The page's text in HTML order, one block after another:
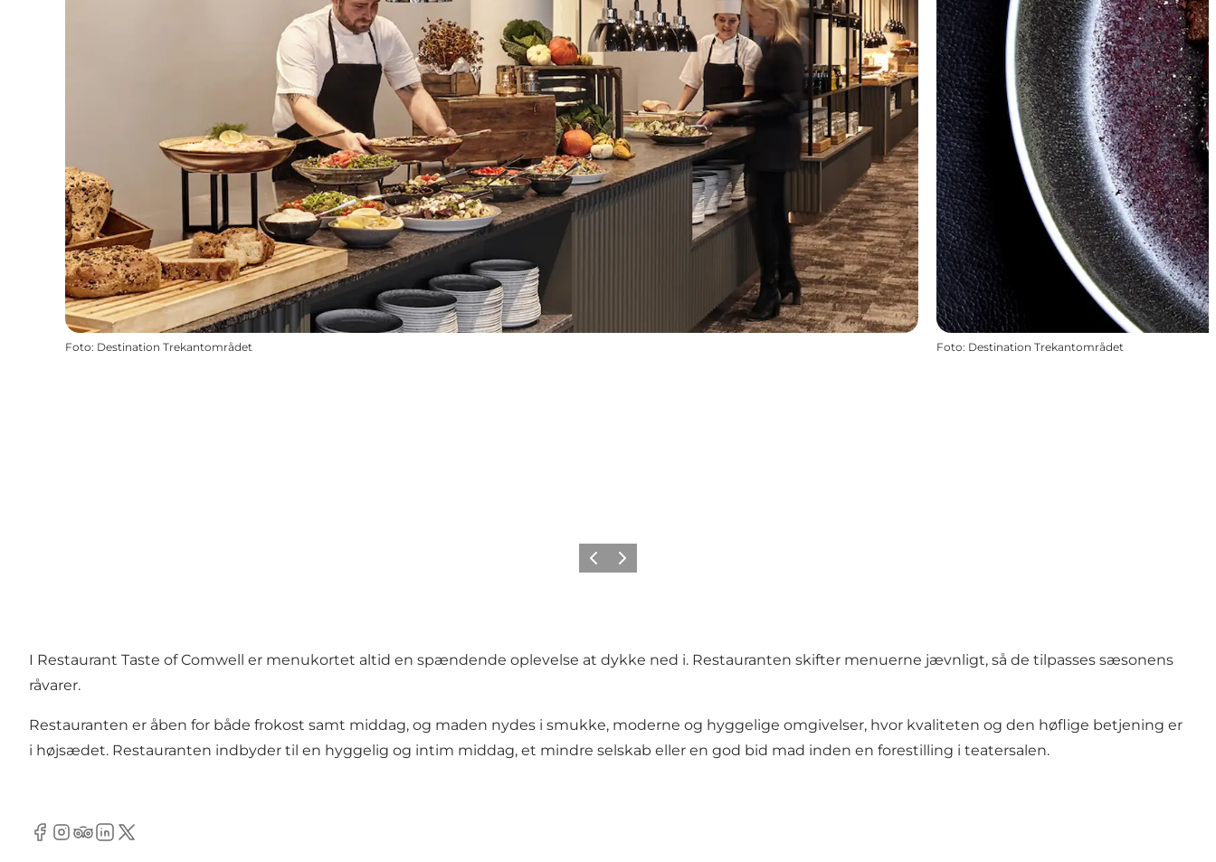
Foto: Destination Trekantområdet Foto: Destination Trekantområdet
ForrigeNæste
I Restaurant Taste of Comwell er menukortet altid en spændende oplevelse at dykke ned i. Restauranten skifter menuerne jævnligt, så de tilpasses sæsonens
råvarer.
Restauranten er åben for både frokost samt middag, og maden nydes i smukke, moderne og hyggelige omgivelser, hvor kvaliteten og den høflige betjening er
i højsædet. Restauranten indbyder til en hyggelig og intim middag, et mindre selskab eller en god bid mad inden en forestilling i teatersalen.
Facebook
Instagram
TripAdvisor
LinkedIn
Twitter